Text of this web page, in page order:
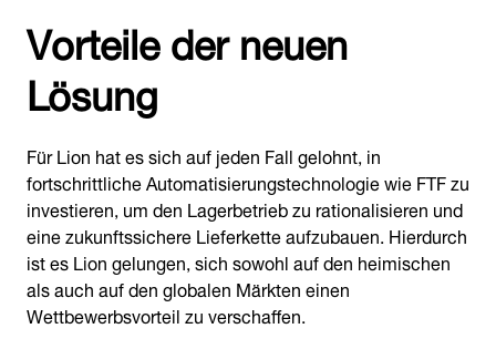
Vorteile der neuen
Lösung
Für Lion hat es sich auf jeden Fall gelohnt, in
fortschrittliche Automatisierungstechnologie wie FTF zu
investieren, um den Lagerbetrieb zu rationalisieren und
eine zukunftssichere Lieferkette aufzubauen. Hierdurch
ist es Lion gelungen, sich sowohl auf den heimischen
als auch auf den globalen Märkten einen
Wettbewerbsvorteil zu verschaffen.